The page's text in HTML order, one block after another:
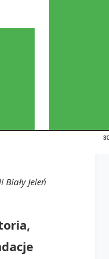
Jeleń